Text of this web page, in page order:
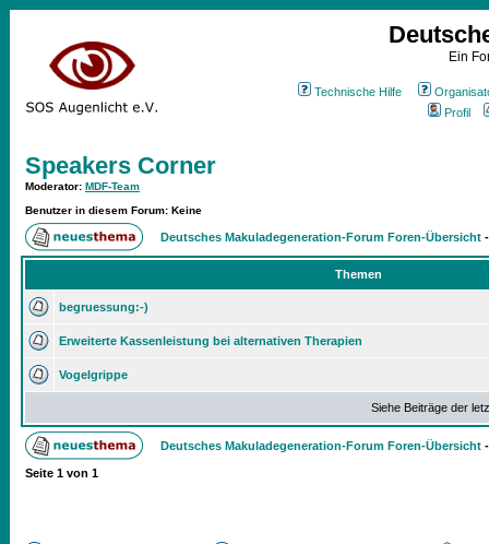
Ein
Technische Hilfe
Profil
Speakers Corner
Moderator: MDF-Team
Benutzer in diesem Forum: Keine
Deutsches Makuladegeneration-Forum Foren-Übersicht
Themen
begruessung:-)
Erweiterte Kassenleistung bei alternativen Therapien
Vogelgrippe
Siehe Beiträge der
Deutsches Makuladegeneration-Forum Foren-Übersicht
Seite 1 von 1